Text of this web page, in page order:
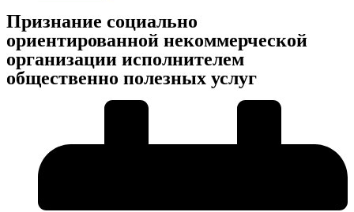
Признание социально
ориентированной некоммерческой
организации исполнителем
общественно полезных услуг